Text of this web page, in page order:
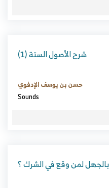
شرح الأصول الستة (1)
حسن بن يوسف الإدفوي
Sounds